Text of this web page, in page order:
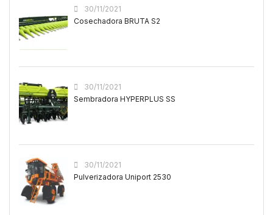
30/11/2021
Cosechadora BRUTA S2
30/11/2021
Sembradora HYPERPLUS SS
30/11/2021
Pulverizadora Uniport 2530